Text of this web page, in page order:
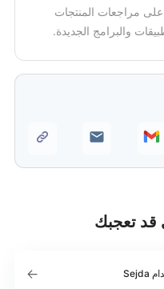
مراجعات المنتجات
والبرامج الجديدة.
تعجبك